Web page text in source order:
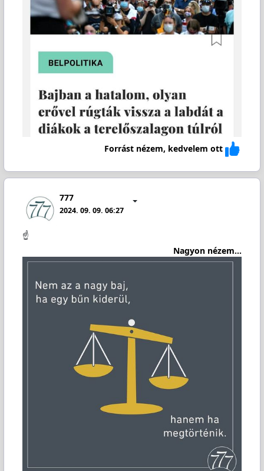
Forrást nézem, kedvelem ott
777
2024. 09. 09. 06:27
☝️
Nagyon nézem...